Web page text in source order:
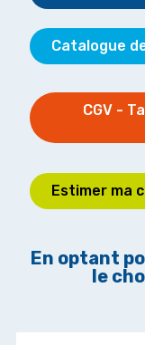
Catalogue
CGV -
Estimer ma
En optant
le